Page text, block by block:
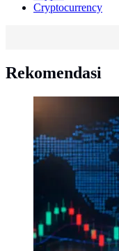
Cryptocurrency
Rekomendasi